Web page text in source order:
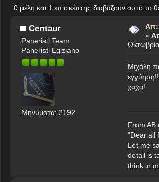
0 μέλη και 1 επισκέπτης διαβάζουν αυτό το
Centaur
Paneristi Team
Paneristi Egiziano
Μηνύματα: 2192
Απ:
«
Μιχάλη
εγγύηση!!
χαχα!
From AB
"Dear all
Let me
detail is
think in